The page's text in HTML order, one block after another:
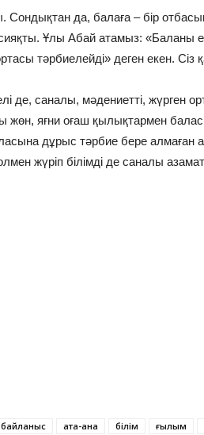
Сондықтан да, балаға – бір
Ұлы Абай атамыз: «Баланы
тәрбиелейді» деген екен. Сіз
де, саналы, мәдениетті, жүрген
жөн, яғни оғаш қылықтармен
дұрыс тәрбие бере алмаған
жүріп білімді де саналы
ата-ана білім ғылым